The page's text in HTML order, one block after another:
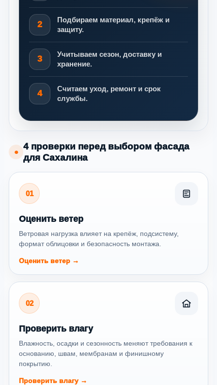
2
Подбираем материал, крепёж и
защиту.
3
Учитываем сезон, доставку и
хранение.
4
Считаем уход, ремонт и срок
службы.
●
4 проверки перед выбором фасада
для Сахалина
01
Оценить ветер
Ветровая нагрузка влияет на крепёж, подсистему,
формат облицовки и безопасность монтажа.
Оценить ветер →
02
Проверить влагу
Влажность, осадки и сезонность меняют требования к
основанию, швам, мембранам и финишному
покрытию.
Проверить влагу →